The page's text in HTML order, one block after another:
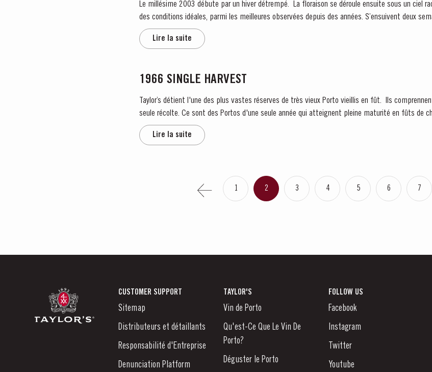
Le millésime 2003 débute par un hiver détrempé. La floraison se déroule ensuite sous un ciel
des conditions idéales, parmi les meilleures observées depuis des années. S’ensuivent deux semaines début août qui procurent
cette...
Lire la suite
1966 SINGLE HARVEST
Taylor’s détient l'une des plus vastes réserves de très vieux Porto vieillis en fût. Ils
seule récolte. Ce sont des Portos d'une seule année qui atteignent pleine maturité en fûts de
Lire la suite
1 2 3 4 5 6 7
CUSTOMER SUPPORT
Sitemap
Distributeurs et détaillants
Responsabilité d'Entreprise
Denunciation Platform
TAYLOR'S
Vin de Porto
Qu'est-Ce Que Le Vin De
Porto?
Déguster le Porto
FOLLOW US
Facebook
Instagram
Twitter
Youtube